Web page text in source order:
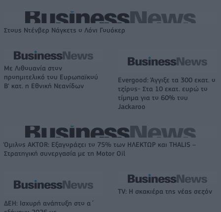
Στους Ντένβερ Νάγκετς ο Λόνι Γουόκερ
Με Λιθουανία στον
προημιτελικό του Ευρωπαϊκού
Β' κατ. η Εθνική Νεανίδων
Evergood: Άγγιξε τα 300 εκατ. ο
τζίρος- Στα 10 εκατ. ευρώ το
τίμημα για το 60% του
Jackaroo
Όμιλος AKTOR: Εξαγοράζει το 75% των ΗΛΕΚΤΩΡ και THALIS –
Στρατηγική συνεργασία με τη Motor Oil
ΔΕΗ: Ισχυρή ανάπτυξη στο α΄
TV: Η σκακιέρα της νέας σεζόν